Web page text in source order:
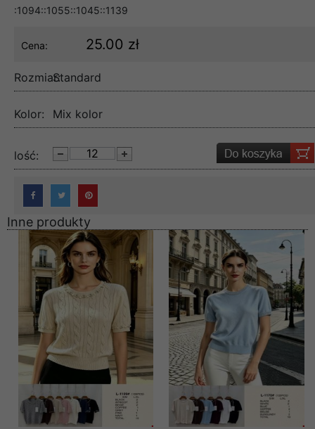
:1094::1055::1045::1139
Cena: 25.00 zł
Rozmiar:Standard
Kolor: Mix kolor
lość:
Inne produkty